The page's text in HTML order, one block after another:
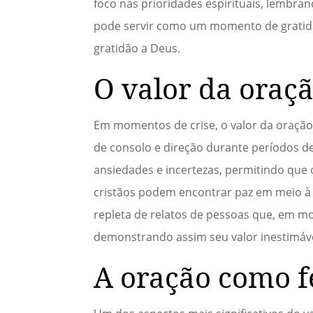
foco nas prioridades espirituais,
pode servir como um momento de
gratidão a Deus.
O valor da
Em momentos de crise, o valor da
de consolo e direção durante períodos
ansiedades e incertezas, permitindo
cristãos podem encontrar paz em meio
repleta de relatos de pessoas que, em
demonstrando assim seu valor
A oração como